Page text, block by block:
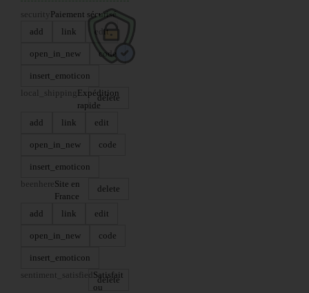
security Paiement sécurisé
add
link edit
open_in_new code
insert_emoticon
delete
local_shipping Expédition
rapide
add
link edit
open_in_new code
insert_emoticon
delete
beenhereSite en
France
add
link edit
open_in_new code
insert_emoticon
delete
sentiment_satisfied Satisfait
ou